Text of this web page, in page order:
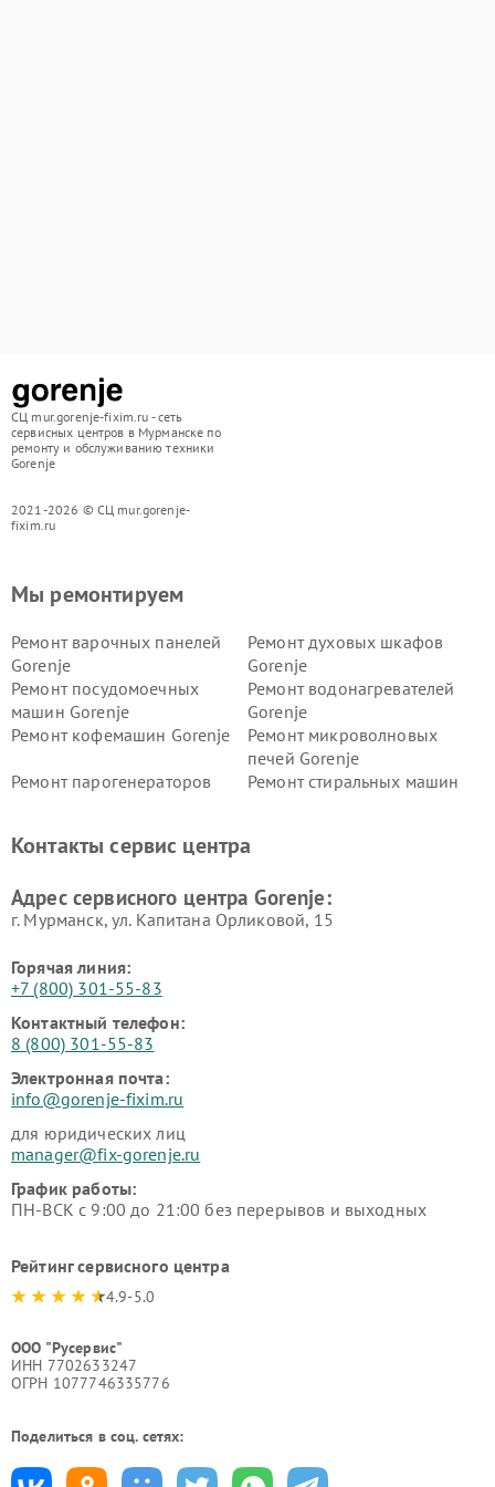
СЦ mur.gorenje-fixim.ru - сеть
сервисных центров в Мурманске по
ремонту и обслуживанию техники
Gorenje
2021-2026 © СЦ mur.gorenje-
fixim.ru
Мы ремонтируем
Ремонт варочных панелей
Gorenje
Ремонт духовых шкафов
Gorenje
Ремонт посудомоечных
машин Gorenje
Ремонт водонагревателей
Gorenje
Ремонт кофемашин Gorenje
Ремонт микроволновых
печей Gorenje
Ремонт парогенераторов
Ремонт стиральных машин
Контакты сервис центра
Адрес сервисного центра Gorenje:
г. Мурманск, ул. Капитана Орликовой, 15
Горячая линия:
+7 (800) 301-55-83
Контактный телефон:
8 (800) 301-55-83
Электронная почта:
info@gorenje-fixim.ru
для юридических лиц
manager@fix-gorenje.ru
График работы:
ПН-ВСК с 9:00 до 21:00 без перерывов и выходных
Рейтинг сервисного центра
4.9-5.0
ООО "Русервис"
ИНН 7702633247
ОГРН 1077746335776
Поделиться в соц. сетях: